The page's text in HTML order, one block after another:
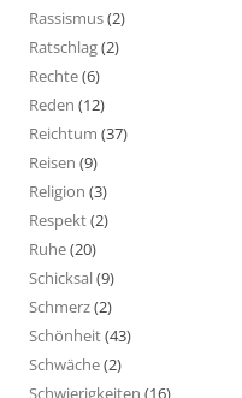
Rassismus(2)
Ratschlag(2)
Rechte(6)
Reden (12)
Reichtum (37)
Reisen (9)
Religion (3)
Respekt(2)
Ruhe(20)
Schicksal(9)
Schmerz(2)
Schönheit(43)
Schwäche(2)
Schwierigkeiten (16)